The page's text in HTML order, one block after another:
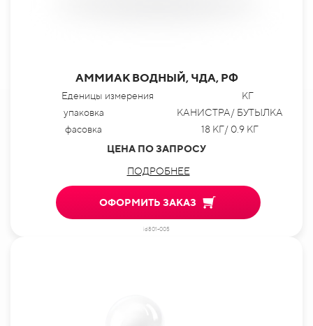
АММИАК ВОДНЫЙ, ЧДА, РФ
Еденицы измерения
КГ
упаковка
КАНИСТРА/ БУТЫЛКА
фасовка
18 КГ/ 0.9 КГ
ЦЕНА ПО ЗАПРОСУ
ПОДРОБНЕЕ
ОФОРМИТЬ ЗАКАЗ
id801-005